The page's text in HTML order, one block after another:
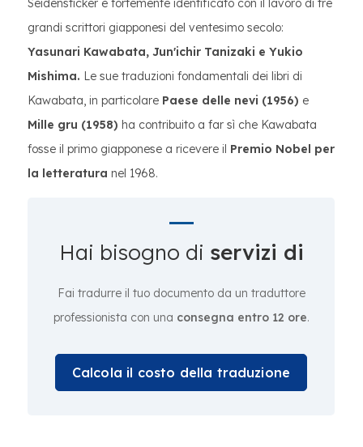
Seidensticker è fortemente identificato con il lavoro di tre
grandi scrittori giapponesi del ventesimo secolo:
Yasunari Kawabata, Jun'ichir Tanizaki e Yukio
Mishima. Le sue traduzioni fondamentali dei libri di
Kawabata, in particolare Paese delle nevi (1956) e
Mille gru (1958) ha contribuito a far sì che Kawabata
fosse il primo giapponese a ricevere il Premio Nobel per
la letteratura nel 1968.
Hai bisogno di servizi di
Fai tradurre il tuo documento da un traduttore
professionista con una consegna entro 12 ore.
Calcola il costo della traduzione